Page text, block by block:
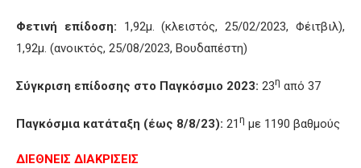
Φετινή επίδοση: 1,92μ. (κλειστός, 25/02/2023, Φέιτβιλ),
1,92μ. (ανοικτός, 25/08/2023, Βουδαπέστη)
Σύγκριση επίδοσης στο Παγκόσμιο 2023: 23η από 37
Παγκόσμια κατάταξη (έως 8/8/23): 21 η με 1190 βαθμούς
ΔΙΕΘΝΕΙΣ ΔΙΑΚΡΙΣΕΙΣ